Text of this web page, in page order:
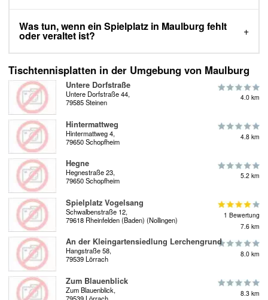
Was tun, wenn ein Spielplatz in Maulburg fehlt
oder veraltet ist?
Tischtennisplatten in der Umgebung von Maulburg
Untere Dorfstraße
Untere Dorfstraße 44,
79585 Steinen
4.0 km
Hintermattweg
Hintermattweg 4,
79650 Schopfheim
4.8 km
Hegne
Hegnestraße 23,
79650 Schopfheim
5.2 km
Spielplatz Vogelsang
Schwalbenstraße 12,
79618 Rheinfelden (Baden) (Nollingen)
1 Bewertung
7.6 km
An der Kleingartensiedlung Lerchengrund
Hangstraße 58,
79539 Lörrach
8.0 km
Zum Blauenblick
Zum Blauenblick,
79539 Lörrach
8.3 km